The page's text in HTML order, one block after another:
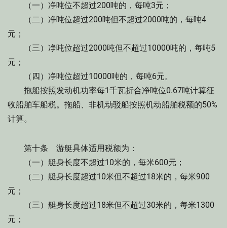
（一）净吨位不超过200吨的，每吨3元；
（二）净吨位超过200吨但不超过2000吨的，每吨4
元；
（三）净吨位超过2000吨但不超过10000吨的，每吨5
元；
（四）净吨位超过10000吨的，每吨6元。
拖船按照发动机功率每1千瓦折合净吨位0.67吨计算征
收船舶车船税。拖船、非机动驳船按照机动船舶税额的50%
计算。
第十条 游艇具体适用税额为：
（一）艇身长度不超过10米的，每米600元；
（二）艇身长度超过10米但不超过18米的，每米900
元；
（三）艇身长度超过18米但不超过30米的，每米1300
元；